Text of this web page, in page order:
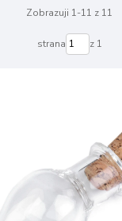
Zobrazuji 1-11 z 11
strana z 1